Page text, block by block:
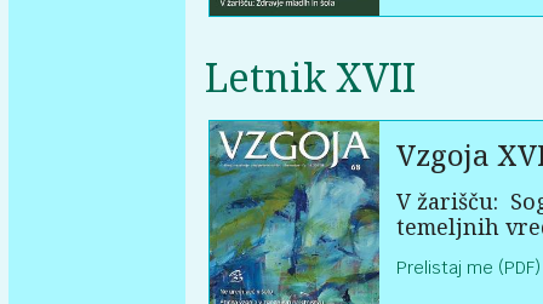
Letnik XVII
Vzgoja
V žarišču:
temeljnih
Prelistaj me (PDF)